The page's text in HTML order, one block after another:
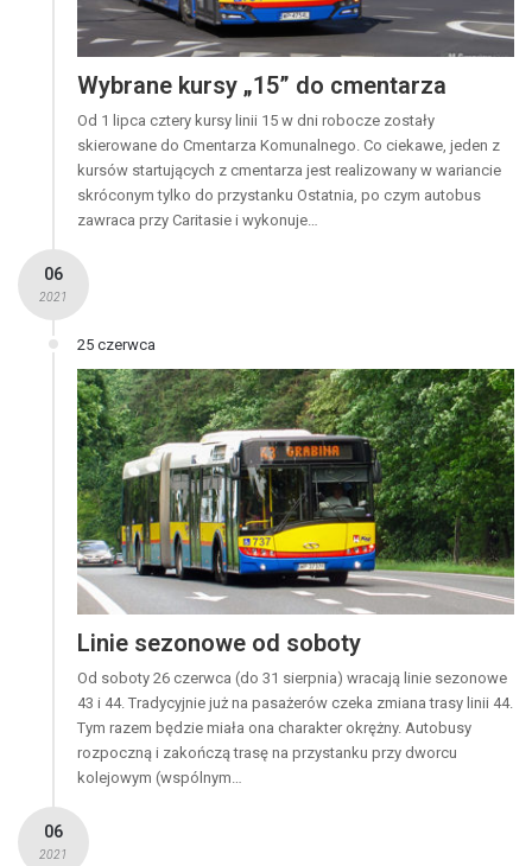
Wybrane kursy „15” do cmentarza
Od 1 lipca cztery kursy linii 15 w dni robocze zostały
skierowane do Cmentarza Komunalnego. Co ciekawe, jeden z
kursów startujących z cmentarza jest realizowany w wariancie
skróconym tylko do przystanku Ostatnia, po czym autobus
zawraca przy Caritasie i wykonuje…
06
2021
25 czerwca
Linie sezonowe od soboty
Od soboty 26 czerwca (do 31 sierpnia) wracają linie sezonowe
43 i 44. Tradycyjnie już na pasażerów czeka zmiana trasy linii 44.
Tym razem będzie miała ona charakter okrężny. Autobusy
rozpoczną i zakończą trasę na przystanku przy dworcu
kolejowym (wspólnym…
06
2021